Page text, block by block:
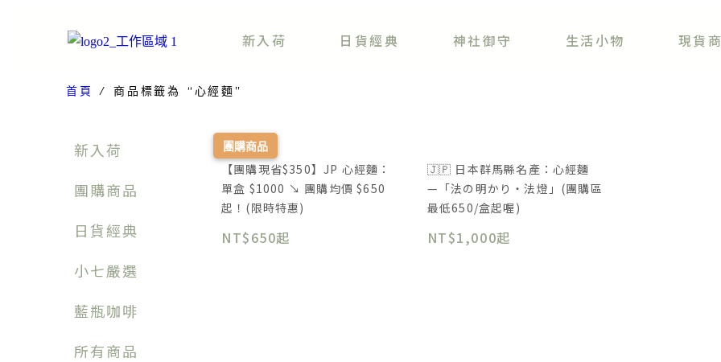
新入荷 日貨經典 神社御守 生活小物 現貨
首頁 / 商品標籤為 “心經麵”
新入荷
團購商品
日貨經典
小七嚴選
藍瓶咖啡
所有商品
團購商品
【團購現省$350】JP 心經麵：
單盒 $1000 ↘ 團購均價 $650
起！(限時特惠)
NT$650起
🇯🇵 日本群馬縣名產：心經麵
—「法の明かり・法燈」(團購區
最低650/盒起喔)
NT$1,000起